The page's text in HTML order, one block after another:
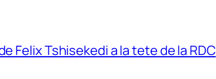
Felix Tshisekedi a la tete de la RDC